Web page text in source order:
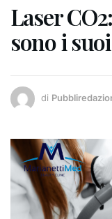
Laser
sono i
di